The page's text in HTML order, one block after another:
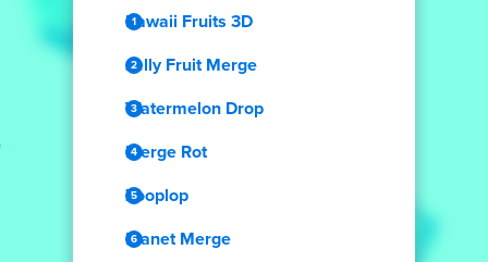
Kawaii Fruits 3D
Jelly Fruit Merge
Watermelon Drop
Merge Rot
Zooplop
Planet Merge